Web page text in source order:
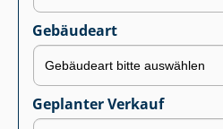
Gebäudeart
Geplanter Verkauf